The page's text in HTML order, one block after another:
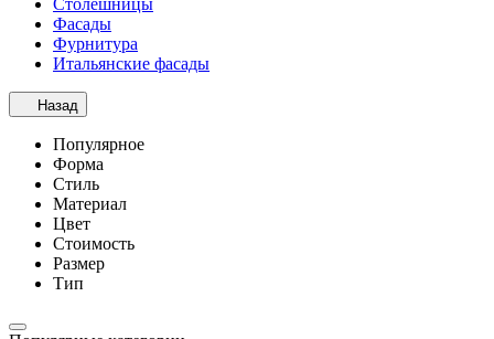
Столешницы
Фасады
Фурнитура
Итальянские фасады
Назад
Популярное
Форма
Стиль
Материал
Цвет
Стоимость
Размер
Тип